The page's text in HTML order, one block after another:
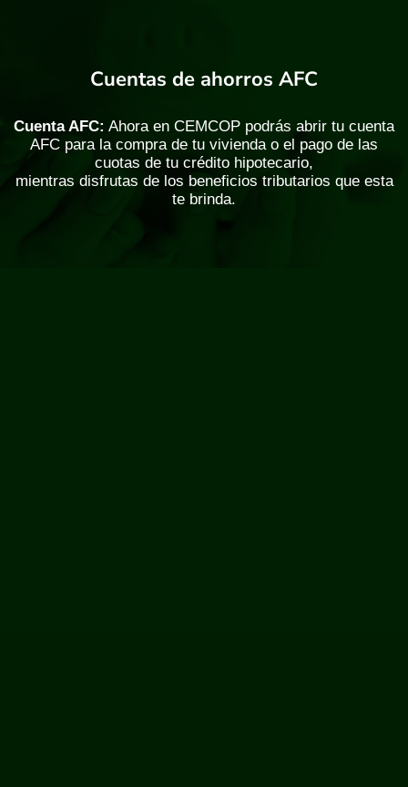
Cuentas de ahorros AFC
Cuenta AFC: Ahora en CEMCOP podrás abrir tu cuenta
AFC para la compra de tu vivienda o el pago de las
cuotas de tu crédito hipotecario,
mientras disfrutas de los beneficios tributarios que esta
te brinda.